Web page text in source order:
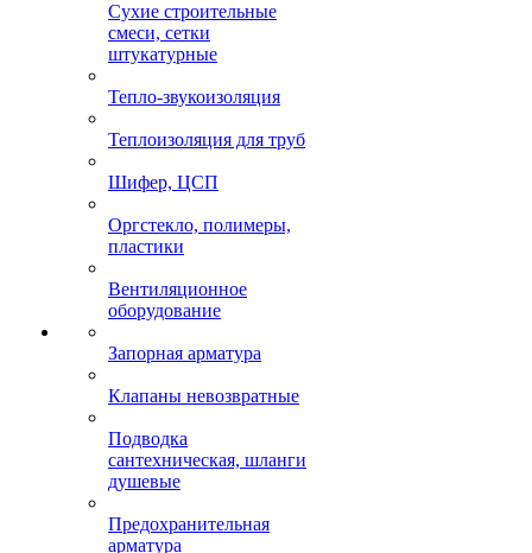
Сухие строительные
смеси, сетки
штукатурные
Тепло-звукоизоляция
Теплоизоляция для труб
Шифер, ЦСП
Оргстекло, полимеры,
пластики
Вентиляционное
оборудование
Запорная арматура
Клапаны невозвратные
Подводка
сантехническая, шланги
душевые
Предохранительная
арматура